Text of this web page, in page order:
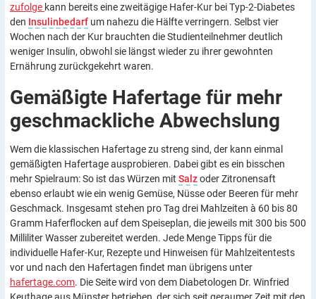
zufolge kann bereits eine zweitägige Hafer-Kur bei Typ-2-Diabetes
den Insulinbedarf um nahezu die Hälfte verringern. Selbst vier
Wochen nach der Kur brauchten die Studienteilnehmer deutlich
weniger Insulin, obwohl sie längst wieder zu ihrer gewohnten
Ernährung zurückgekehrt waren.
Gemäßigte Hafertage für mehr
geschmackliche Abwechslung
Wem die klassischen Hafertage zu streng sind, der kann einmal
gemäßigten Hafertage ausprobieren. Dabei gibt es ein bisschen
mehr Spielraum: So ist das Würzen mit Salzoder Zitronensaft
ebenso erlaubt wie ein wenig Gemüse, Nüsse oder Beeren für mehr
Geschmack. Insgesamt stehen pro Tag drei Mahlzeiten à 60 bis 80
Gramm Haferflocken auf dem Speiseplan, die jeweils mit 300 bis 500
Milliliter Wasser zubereitet werden. Jede Menge Tipps für die
individuelle Hafer-Kur, Rezepte und Hinweisen für Mahlzeitentests
vor und nach den Hafertagen findet man übrigens unter
hafertage.com. Die Seite wird von dem Diabetologen Dr. Winfried
Keuthage aus Münster betrieben, der sich seit geraumer Zeit mit den